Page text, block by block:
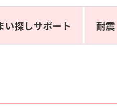
い探しサポート 耐震